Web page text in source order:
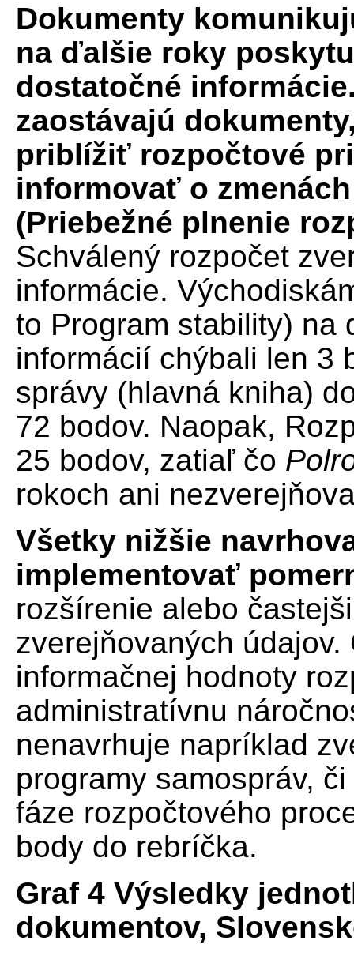
Dokumenty
na ďalšie roky
dostatočné
zaostávajú
priblížiť rozpočtové
informovať o
(Priebežné plnenie
Schválený rozpočet
informácie.
to Program stability) na
informácií chýbali len 3
správy (hlavná kniha)
72 bodov. Naopak,
25 bodov, zatiaľ čo
rokoch ani
Všetky nižšie
implementovať
rozšírenie alebo
zverejňovaných
informačnej hodnoty
administratívnu
nenavrhuje napríklad
programy samospráv,
fáze rozpočtového
body do rebríčka.
Graf 4 Výsledky
dokumentov,